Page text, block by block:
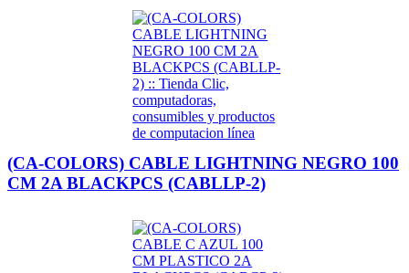
(CA-COLORS) CABLE LIGHTNING NEGRO 100
CM 2A BLACKPCS (CABLLP-2)